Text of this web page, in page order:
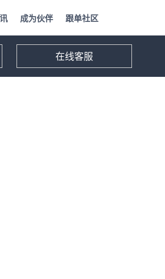
成为伙伴 跟单社区
在线客服